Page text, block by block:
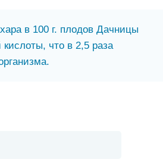
в 100 г. плодов Дачницы
что в 2,5 раза